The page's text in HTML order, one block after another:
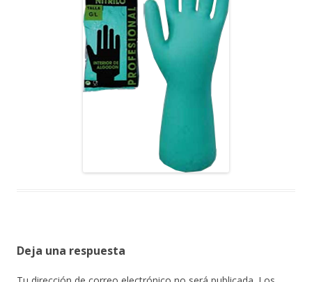
Deja una respuesta